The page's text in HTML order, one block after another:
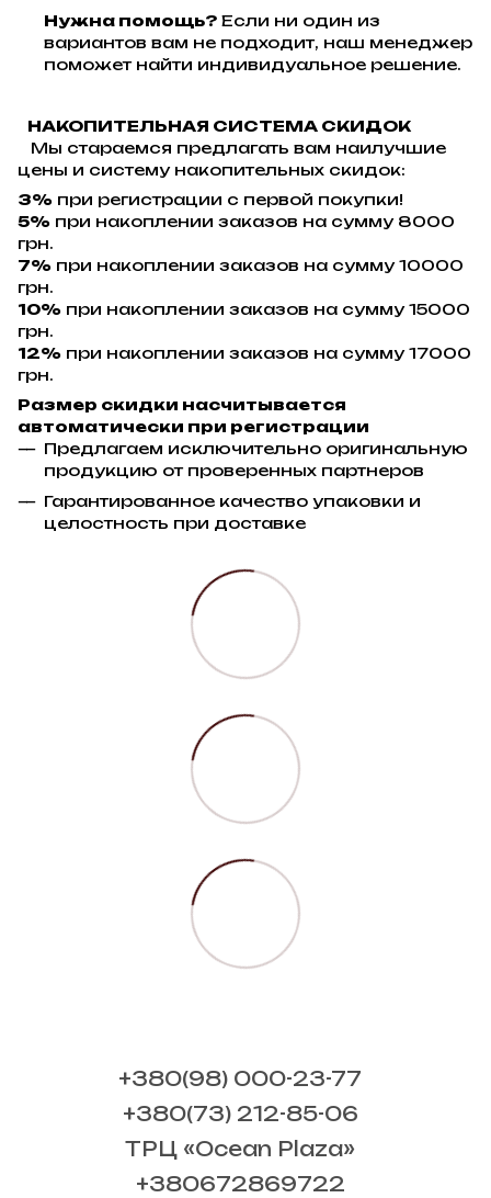
Нужна помощь? Если ни один из
вариантов вам не подходит, наш менеджер
поможет найти индивидуальное решение.
НАКОПИТЕЛЬНАЯ СИСТЕМА СКИДОК
Мы стараемся предлагать вам наилучшие
цены и систему накопительных скидок:
3% при регистрации с первой покупки!
5% при накоплении заказов на сумму 8000
грн.
7% при накоплении заказов на сумму 10000
грн.
10% при накоплении заказов на сумму 15000
грн.
12% при накоплении заказов на сумму 17000
грн.
Размер скидки насчитывается
автоматически при регистрации
Предлагаем исключительно оригинальную
продукцию от проверенных партнеров
Гарантированное качество упаковки и
целостность при доставке
+380(98) 000-23-77
+380(73) 212-85-06
ТРЦ «Ocean Plaza»
+380672869722